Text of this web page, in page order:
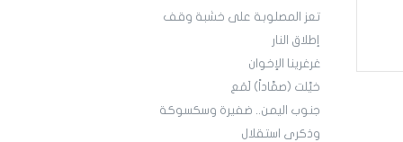
تعز المصلوبة على خشبة وقف
إطلاق النار
غرغرينا الإخوان
خيَّلت (صمَّاداً) لَمَع
جنوب اليمن.. ضفيرة وسكسوكة
وذكرى استقلال